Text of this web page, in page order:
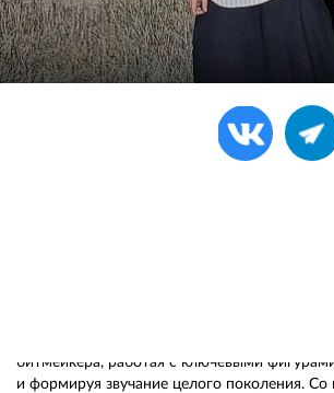
битмейкера, работая с ключевыми
и формируя звучание целого поколения. Со